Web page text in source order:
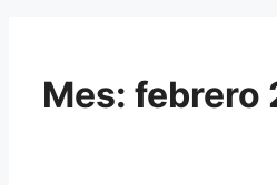
Mes: febrero